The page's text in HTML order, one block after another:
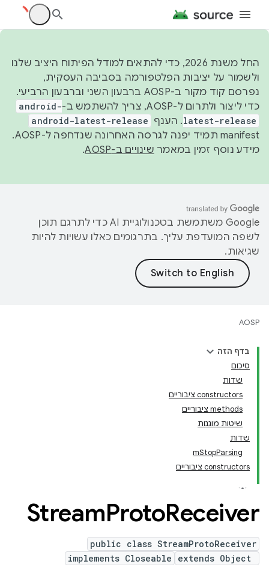
החל משנת 2026, כדי להתאים למודל הפיתוח היציב שלנו
ולשמור על יציבות הפלטפורמה בסביבה העסקית,
נפרסם קוד מקור ב-AOSP ברבעון השני וברבעון הרביעי.
כדי ליצור ולתרום ל-AOSP, צריך להשתמש ב-
android-
latest-release. הענף android-latest-release
manifest תמיד יפנה לגרסה האחרונה שנדחפה ל-AOSP.
מידע נוסף זמין במאמר שינויים ב-AOSP .
‫Google משתמשת בטכנולוגיית AI כדי לתרגם תוכן
לשפה המועדפת עליך. בתרגומים כאלו עשויות להיות
שגיאות.
AOSP
בדף הזה
סיכום
שדות
‫constructors ציבוריים
‫methods ציבוריים
שיטות מוגנות
שדות
mStopParsing
‫constructors ציבוריים
StreamProtoReceiver
public class StreamProtoReceiver
extends Object
implements Closeable